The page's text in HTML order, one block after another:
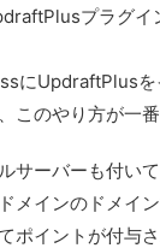
プラグイ
にUpdraftPlusを
このやり方が一番
サーバーも付い
メインのドメイ
ポイントが付与